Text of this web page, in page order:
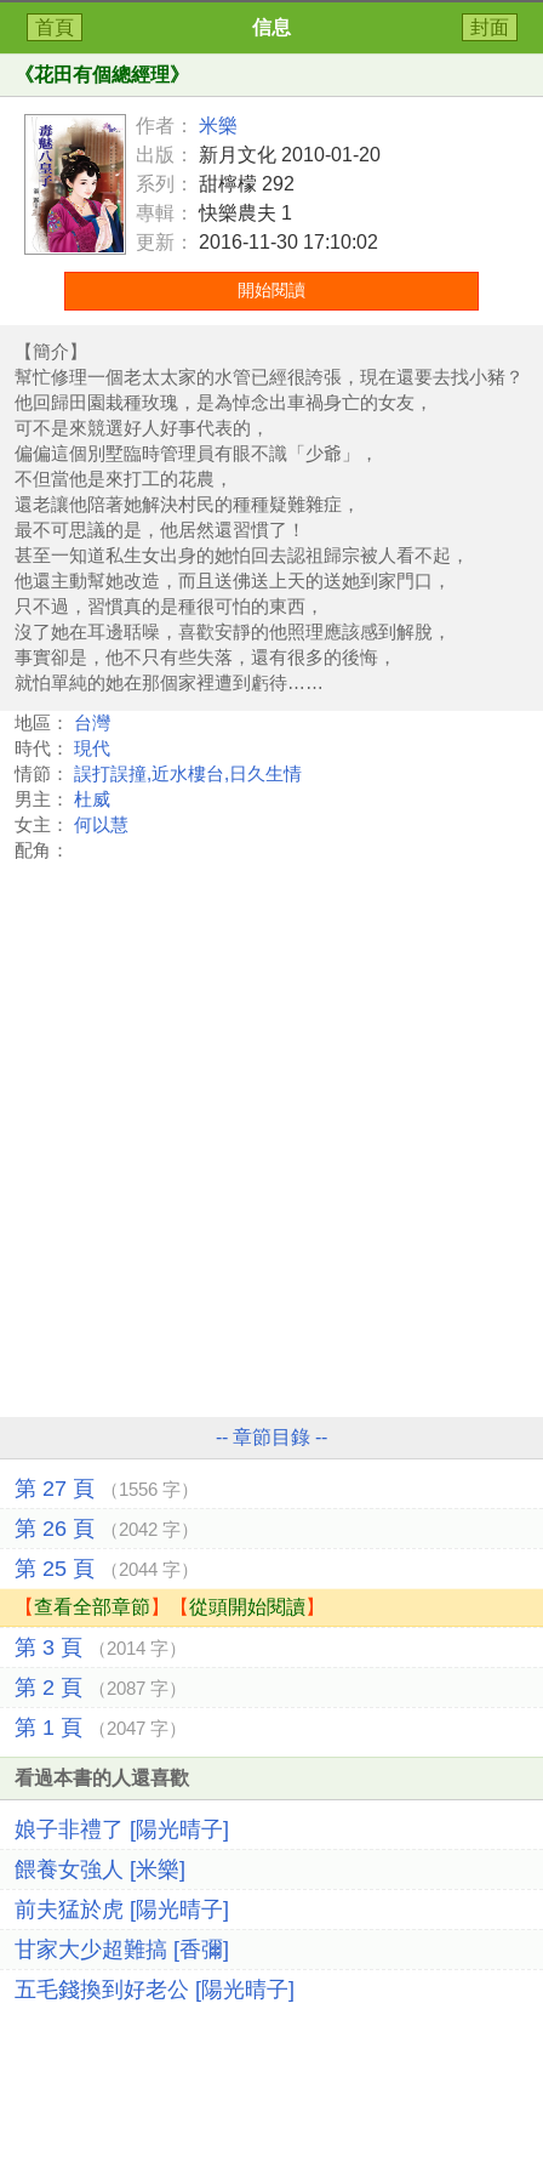
首頁 信息 封面
《花田有個總經理》
作者：
米樂
出版：
新月文化 2010-01-20
系列：
甜檸檬 292
專輯： 快樂農夫 1
更新：
2016-11-30 17:10:02
開始閱讀
【簡介】
幫忙修理一個老太太家的水管已經很誇張，現在還要去找小豬？
他回歸田園栽種玫瑰，是為悼念出車禍身亡的女友，
可不是來競選好人好事代表的，
偏偏這個別墅臨時管理員有眼不識「少爺」，
不但當他是來打工的花農，
還老讓他陪著她解決村民的種種疑難雜症，
最不可思議的是，他居然還習慣了！
甚至一知道私生女出身的她怕回去認祖歸宗被人看不起，
他還主動幫她改造，而且送佛送上天的送她到家門口，
只不過，習慣真的是種很可怕的東西，
沒了她在耳邊聒噪，喜歡安靜的他照理應該感到解脫，
事實卻是，他不只有些失落，還有很多的後悔，
就怕單純的她在那個家裡遭到虧待……
地區：
台灣
時代：
現代
情節：
誤打誤撞,近水樓台,日久生情
男主：
杜威
女主：
何以慧
配角：
-- 章節目錄 --
第 27 頁 （1556 字）
第 26 頁 （2042 字）
第 25 頁 （2044 字）
【查看全部章節 】【從頭開始閱讀】
第 3 頁 （2014 字）
第 2 頁 （2087 字）
第 1 頁 （2047 字）
看過本書的人還喜歡
娘子非禮了 [陽光晴子]
餵養女強人 [米樂]
前夫猛於虎 [陽光晴子]
甘家大少超難搞 [香彌]
五毛錢換到好老公 [陽光晴子]